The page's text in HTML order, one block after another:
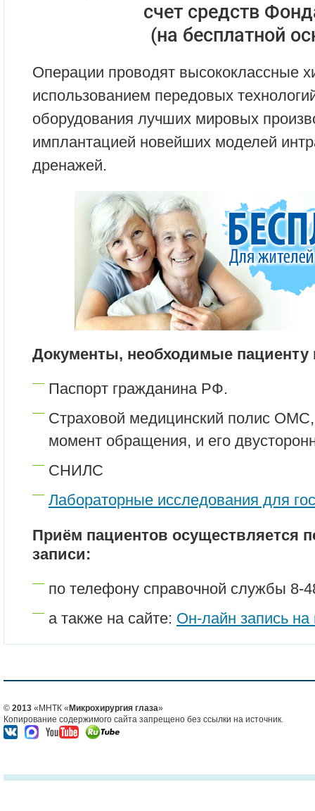
счет средств
(на бесплатной
Операции проводят высококлассные
использованием передовых
оборудования лучших мировых
имплантацией новейших моделей
дренажей.
Документы, необходимые пациенту
Паспорт гражданина РФ.
Страховой медицинский полис
момент обращения, и его
СНИЛС
Лабораторные исследования для
Приём пациентов осуществляется
записи:
по телефону справочной службы 8-
а также на сайте: Он-лайн запись на
© 2013 «МНТК « Микрохирургия глаза»
Копирование содержимого сайта запрещено без ссылки на источник.